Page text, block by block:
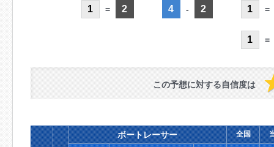
1 = 2 4 - 2 1 =
1 =
この予想に対する自信度は
ボートレーサー 全国